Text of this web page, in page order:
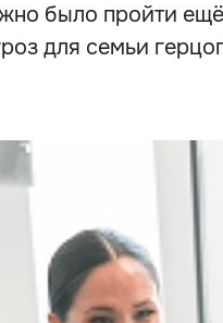
было пройти
для семьи